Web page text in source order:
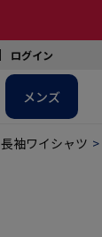
ログイン
メンズ
長袖ワイシャツ